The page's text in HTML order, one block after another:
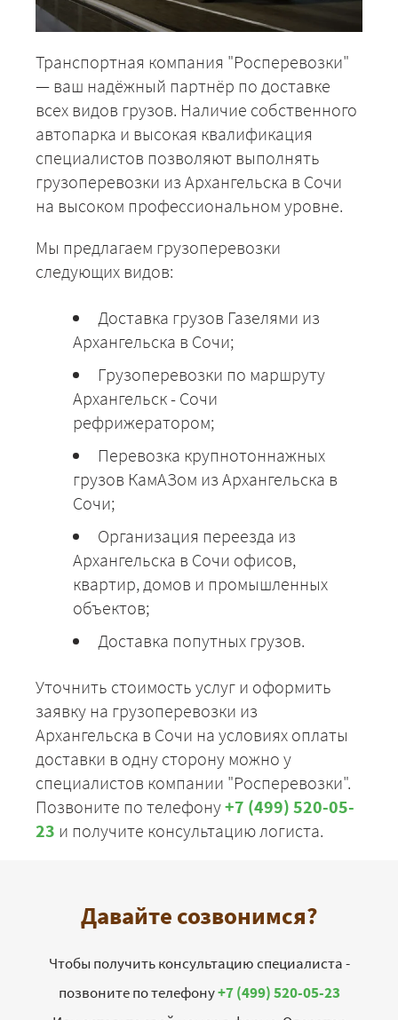
Транспортная компания "Росперевозки"
— ваш надёжный партнёр по доставке
всех видов грузов. Наличие собственного
автопарка и высокая квалификация
специалистов позволяют выполнять
грузоперевозки из Архангельска в Сочи
на высоком профессиональном уровне.
Мы предлагаем грузоперевозки
следующих видов:
Доставка грузов Газелями из
Архангельска в Сочи;
Грузоперевозки по маршруту
Архангельск - Сочи
рефрижератором;
Перевозка крупнотоннажных
грузов КамАЗом из Архангельска в
Сочи;
Организация переезда из
Архангельска в Сочи офисов,
квартир, домов и промышленных
объектов;
Доставка попутных грузов.
Уточнить стоимость услуг и оформить
заявку на грузоперевозки из
Архангельска в Сочи на условиях оплаты
доставки в одну сторону можно у
специалистов компании "Росперевозки".
Позвоните по телефону+7 (499) 520-05-
23 и получите консультацию логиста.
Давайте созвонимся?
Чтобы получить консультацию специалиста -
позвоните по телефону+7 (499) 520-05-23